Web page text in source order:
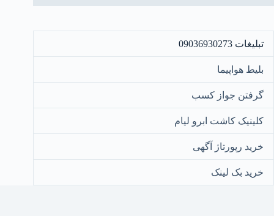
تبلیغات 09036930273
بلیط هواپیما
گرفتن جواز کسب
کلینیک کاشت ابرو لیام
خرید رپورتاژ آگهی
خرید بک لینک